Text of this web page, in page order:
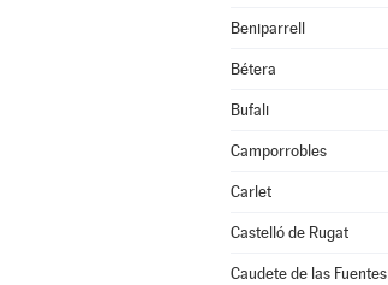
Beniparrell
Bétera
Bufali
Camporrobles
Carlet
Castelló de Rugat
Caudete de las Fuentes